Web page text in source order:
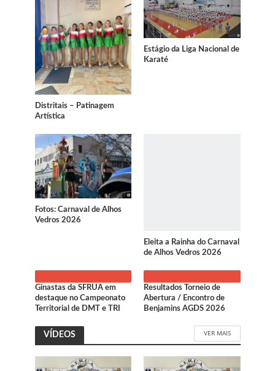
Distritais – Patinagem
Artística
Estágio da Liga Nacional de
Karaté
Fotos: Carnaval de Alhos
Vedros 2026
Eleita a Rainha do Carnaval
de Alhos Vedros 2026
Ginastas da SFRUA em
destaque no Campeonato
Territorial de DMT e TRI
Resultados Torneio de
Abertura / Encontro de
Benjamins AGDS 2026
VÍDEOS VER MAIS